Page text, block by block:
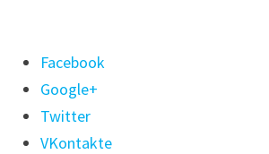
Поделиться
"Аудитория
областных
театров,
Facebook
Google+
Twitter
VKontakte